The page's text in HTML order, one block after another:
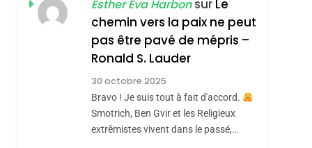
POURQUOI JE
REVENDIQUE MA
JUDAÏTE Par Thérèse
Zrihen-Dvir
ISRAÉL JUDAISME
CE QUI NOUS
MANQUE – Jacques
Hadida
JUDAISME
Maroc : Les Amandes
Esther Eva Harbonsur Le
chemin vers la paix ne peut
pas être pavé de mépris –
Ronald S. Lauder
30 octobre 2025
Bravo ! Je suis tout à fait d'accord.
Smotrich, Ben Gvir et les Religieux
extrêmistes vivent dans le passé,…